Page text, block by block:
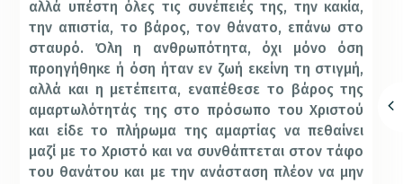
αλλά υπέστη όλες τις συνέπειές της, την κακία,
την απιστία, το βάρος, τον θάνατο, επάνω στο
σταυρό. Όλη η ανθρωπότητα, όχι μόνο όση
προηγήθηκε ή όση ήταν εν ζωή εκείνη τη στιγμή,
αλλά και η μετέπειτα, εναπέθεσε το βάρος της
αμαρτωλότητάς της στο πρόσωπο του Χριστού
και είδε το πλήρωμα της αμαρτίας να πεθαίνει
μαζί με το Χριστό και να συνθάπτεται στον τάφο
του θανάτου και με την ανάσταση πλέον να μην